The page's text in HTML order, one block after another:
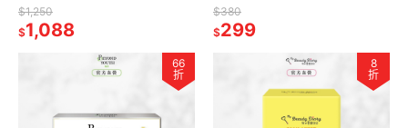
$1,250
$1,088
$380
$299
66
折
8
折